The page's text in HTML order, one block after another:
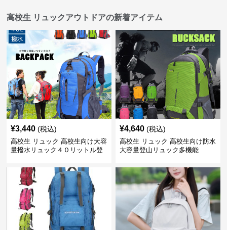
高校生 リュックアウトドアの新着アイテム
¥3,440 (税込)
高校生 リュック 高校生向け大容
量撥水リュック４０リットル登
¥4,640 (税込)
高校生 リュック 高校生向け防水
大容量登山リュック多機能